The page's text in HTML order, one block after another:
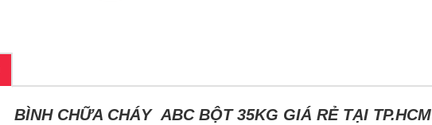
BÌNH CHỮA CHÁY ABC BỘT 35KG GIÁ RẺ TẠI TP.HCM